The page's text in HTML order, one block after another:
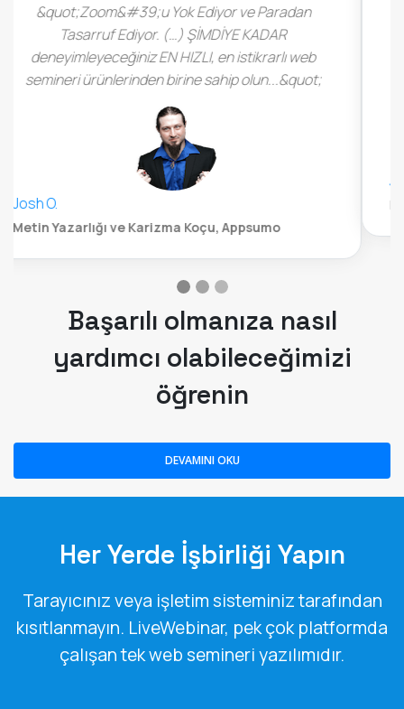
HTML5 tarayıcısında çalışıyor, bu da izleyicilerin
yükleyebileceği herhangi bir ek yazılım olmadığı
anlamına geliyor.&quot;
Incomemesh.com
Başarılı olmanıza nasıl
yardımcı olabileceğimizi
öğrenin
Her Yerde İşbirliği Yapın
kısıtlanmayın. LiveWebinar, pek çok platformda
çalışan tek web semineri yazılımıdır.